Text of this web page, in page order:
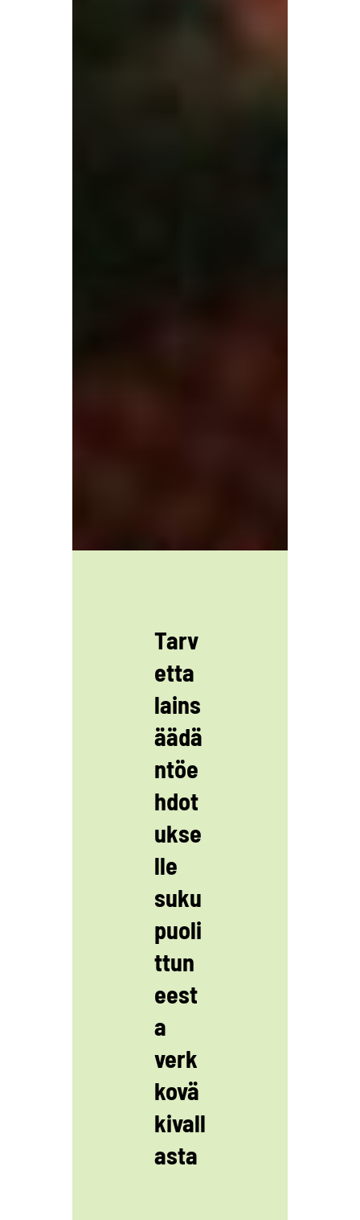
Tarv
etta
lains
äädä
ntöe
hdot
ukse
lle
suku
puoli
ttun
eest
a
verk
kovä
kivall
asta